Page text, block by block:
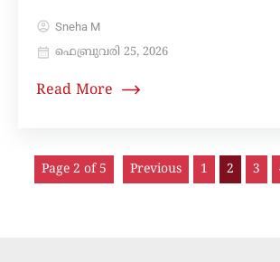
Sneha M
ഫെബ്രുവരി 25, 2026
Read More
Page 2 of 5 Previous 1 2 3